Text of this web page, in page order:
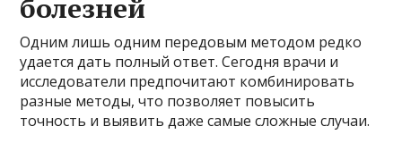
болезней
Одним лишь одним передовым методом редко
удается дать полный ответ. Сегодня врачи и
исследователи предпочитают комбинировать
разные методы, что позволяет повысить
точность и выявить даже самые сложные случаи.